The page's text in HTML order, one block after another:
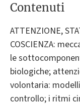
Contenuti
ATTENZIONE,
COSCIENZA:
le
biologiche;
volontaria:
controllo; i ritmi